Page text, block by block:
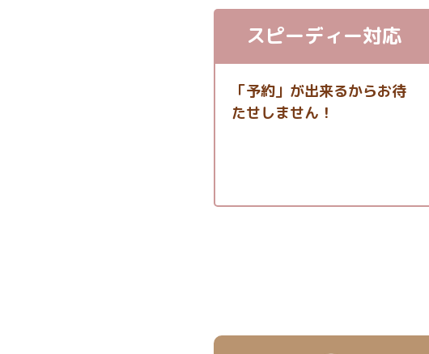
スピーディー対応
「予約」が出来るからお待
たせしません！